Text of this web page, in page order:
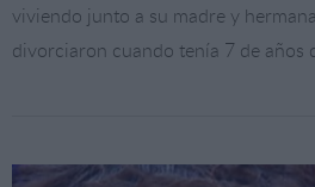
viviendo junto a su madre y
divorciaron cuando tenía 7 de años